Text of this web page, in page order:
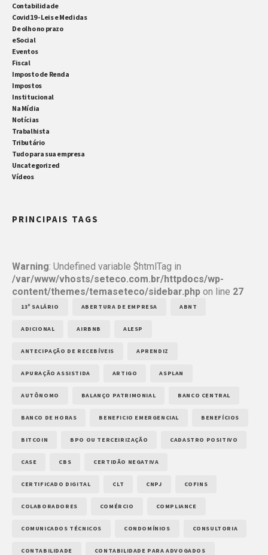
Contabilidade
Covid19 - Leis e Medidas
De olho no prazo
eSocial
Eventos
Fiscal
Imposto de Renda
Impostos
Institucional
Na Mídia
Notícias
Trabalhista
Tributário
Tudo para sua empresa
Uncategorized
Vídeos
PRINCIPAIS TAGS
Warning: Undefined variable $htmlTag in
/var/www/vhosts/seteco.com.br/httpdocs/wp-
content/themes/temaseteco/sidebar.php on line 27
13º SALÁRIO ABERTURA DE EMPRESA ABNT
ADICIONAL AIRBNB ALESP
ANTECIPAÇÃO DE RECEBÍVEIS APRENDIZ
APURAÇÃO ASSISTIDA ARTIGO ASPLAN
AUTÔNOMO BALANÇO PATRIMONIAL BANCO CENTRAL
BANCO DE HORAS BENEFICIO EMERGENCIAL BENEFÍCIOS
BITCOIN BPO OU TERCEIRIZAÇÃO CADASTRO POSITIVO
CASE CBS CERTIDÃO NEGATIVA
CERTIFICADO DIGITAL CLT CNPJ COFINS
COLABORADORES COMÉRCIO COMPLIANCE
COMUNICADOS TÉCNICOS CONDOMÍNIOS CONSULTORIA
CONTABILIDADE CONTABILIDADE PARA ADVOGADOS